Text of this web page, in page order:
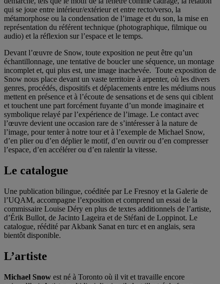
qui se joue entre intérieur/extérieur et entre recto/verso, la
métamorphose ou la condensation de l’image et du son, la mise en
représentation du référent technique (photographique, filmique ou
audio) et la réflexion sur l’espace et le temps.
Devant l’œuvre de Snow, toute exposition ne peut être qu’un
échantillonnage, une tentative de boucler une séquence, un montage
incomplet et, qui plus est, une image inachevée. Toute exposition de
Snow nous place devant un vaste territoire à arpenter, où les divers
genres, procédés, dispositifs et déplacements entre les médiums nous
mettent en présence et à l’écoute de sensations et de sens qui ciblent
et touchent une part forcément fuyante d’un monde imaginaire et
symbolique relayé par l’expérience de l’image. Le contact avec
l’œuvre devient une occasion rare de s’intéresser à la nature de
l’image, pour tenter à notre tour et à l’exemple de Michael Snow,
d’en plier ou d’en déplier le motif, d’en ouvrir ou d’en compresser
l’espace, d’en accélérer ou d’en ralentir la vitesse.
Le catalogue
Une publication bilingue, coéditée par Le Fresnoy et la Galerie de
l’UQAM, accompagne l’exposition et comprend un essai de la
commissaire Louise Déry en plus de textes additionnels de l’artiste,
d’Érik Bullot, de Jacinto Lageira et de Stéfani de Loppinot. Le
catalogue, réédité par Akbank Sanat en turc et en anglais, sera
bientôt disponible.
L’artiste
Michael Snow est né à Toronto où il vit et travaille encore